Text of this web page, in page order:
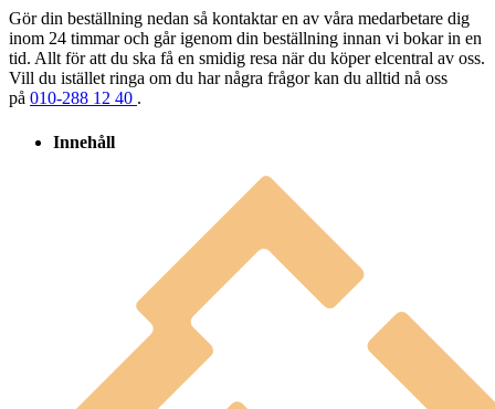
Gör din beställning nedan så kontaktar en av våra medarbetare dig
inom 24 timmar och går igenom din beställning innan vi bokar in en
tid. Allt för att du ska få en smidig resa när du köper elcentral av oss.
Vill du istället ringa om du har några frågor kan du alltid nå oss
på 010-288 12 40 .
Innehåll